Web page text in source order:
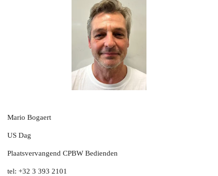
Mario Bogaert
US Dag
Plaatsvervangend CPBW Bedienden
tel: +32 3 393 2101